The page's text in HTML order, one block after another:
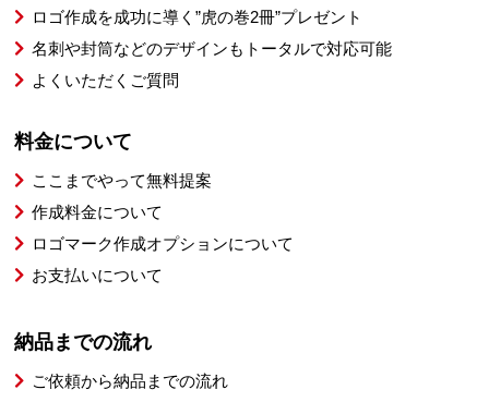
ロゴ作成を成功に導く”虎の巻2冊”プレゼント
名刺や封筒などのデザインもトータルで対応可能
よくいただくご質問
料金について
ここまでやって無料提案
作成料金について
ロゴマーク作成オプションについて
お支払いについて
納品までの流れ
ご依頼から納品までの流れ